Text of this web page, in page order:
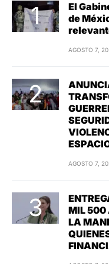
El
de
AGOSTO 7,
AGOSTO 7,
MIL 500
LA